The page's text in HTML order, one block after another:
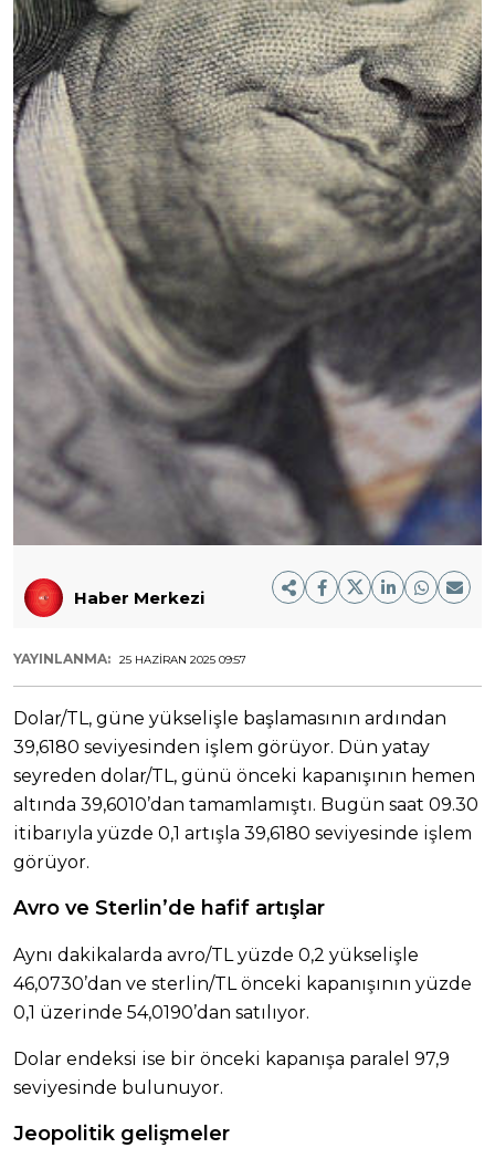
Haber Merkezi
YAYINLANMA: 25 HAZIRAN 2025 09:57
Dolar/TL, güne yükselişle başlamasının ardından
39,6180 seviyesinden işlem görüyor. Dün yatay
seyreden dolar/TL, günü önceki kapanışının hemen
altında 39,6010’dan tamamlamıştı. Bugün saat 09.30
itibarıyla yüzde 0,1 artışla 39,6180 seviyesinde işlem
görüyor.
Avro ve Sterlin’de hafif artışlar
Aynı dakikalarda avro/TL yüzde 0,2 yükselişle
46,0730’dan ve sterlin/TL önceki kapanışının yüzde
0,1 üzerinde 54,0190’dan satılıyor.
Dolar endeksi ise bir önceki kapanışa paralel 97,9
seviyesinde bulunuyor.
Jeopolitik gelişmeler